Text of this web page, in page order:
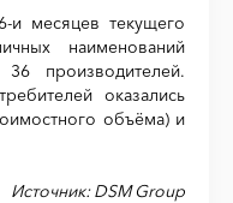
и месяцев текущего
наименований
производителей.
оказались
объёма) и
Источник: DSM Group